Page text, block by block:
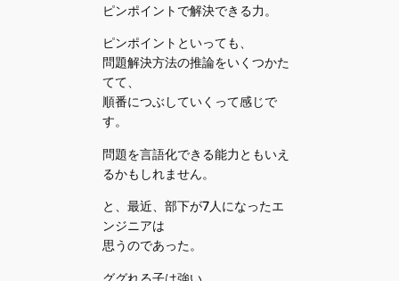
ピンポイントで解決できる力。
ピンポイントといっても、
問題解決方法の推論をいくつかた
てて、
順番につぶしていくって感じで
す。
問題を言語化できる能力ともいえ
るかもしれません。
と、最近、部下が7人になったエ
ンジニアは
思うのであった。
ググれる子は強い。